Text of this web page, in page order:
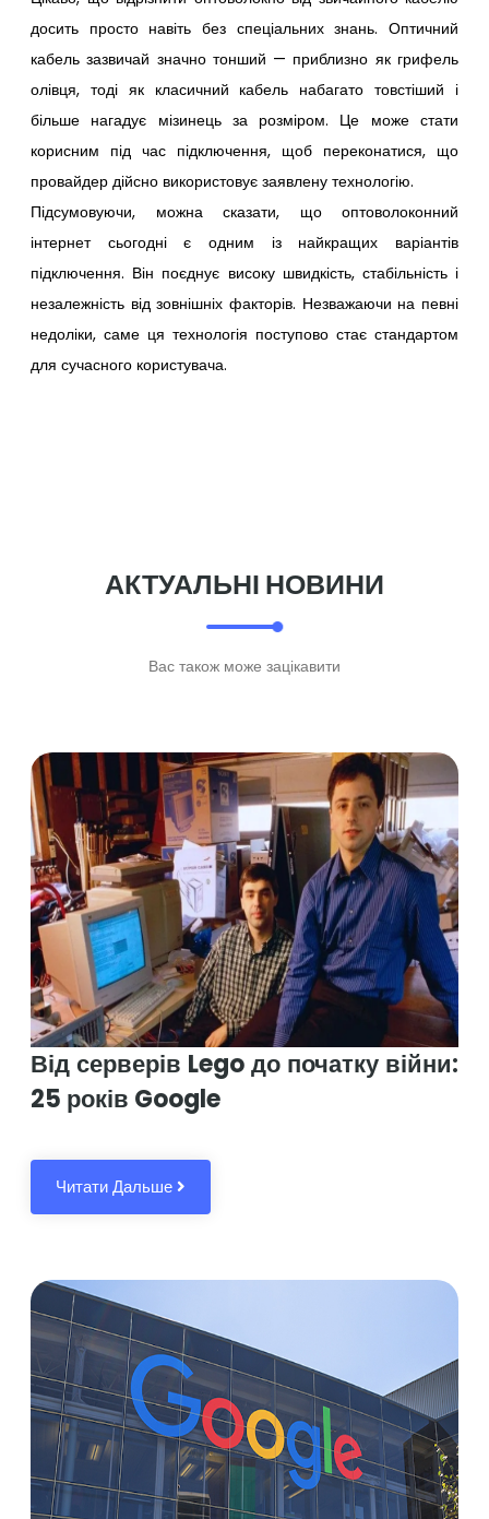
досить просто навіть без спеціальних знань. Оптичний
кабель зазвичай значно тонший — приблизно як грифель
олівця, тоді як класичний кабель набагато товстіший і
більше нагадує мізинець за розміром. Це може стати
корисним під час підключення, щоб переконатися, що
провайдер дійсно використовує заявлену технологію.
Підсумовуючи, можна сказати, що оптоволоконний
інтернет сьогодні є одним із найкращих варіантів
підключення. Він поєднує високу швидкість, стабільність і
незалежність від зовнішніх факторів. Незважаючи на певні
недоліки, саме ця технологія поступово стає стандартом
для сучасного користувача.
АКТУАЛЬНІ НОВИНИ
Вас також може зацікавити
Від серверів Lego до початку війни:
25 років Google
Читати Дальше